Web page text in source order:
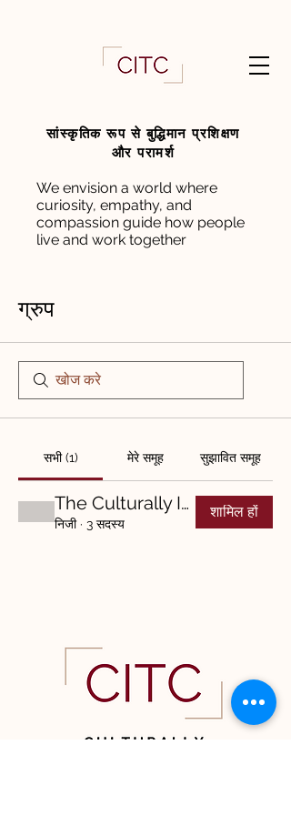
सांस्कृतिक रूप से बुद्धिमान प्रशिक्षण
और परामर्श
We envision a world where
curiosity, empathy, and
compassion guide how people
live and work together
ग्रुप
सभी (1) मेरे समूह सुझावित समूह
The Culturally Intelligent Enneagram
निजी · 3 सदस्य
शामिल हों